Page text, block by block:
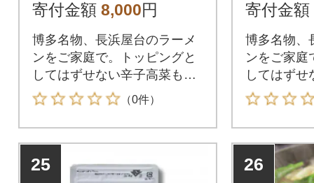
寄付金額 8,000円
博多名物、長浜屋台のラーメ
ンをご家庭で。トッピングと
してはずせない辛子高菜もセ
ットしました。
（0件）
寄付金額
博多名物、
ンをご家庭
してはずせ
もセットし
25 26